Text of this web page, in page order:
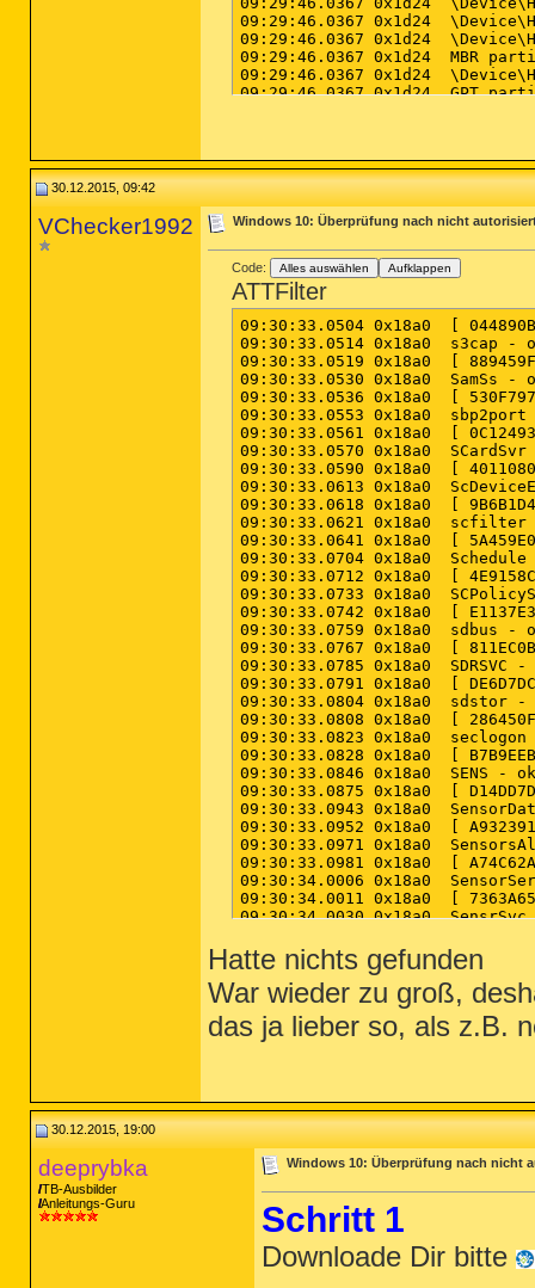
30.12.2015, 09:42
VChecker1992 Windows 10: Überprüfung nach nicht
Code: Alles auswählen Aufklappen
ATTFilter
09:30:33.0504 0x18a0  [ 044890BB0D6CF1E23C1087234D320509, FA6C79D24BE4ACCFAC617D2850B922BFAA7C2766AE625C725F3ACF43C934EFAF ] s3cap           C:\WINDOWS\System32\drivers\vms3cap.sys
09:30:33.0514 0x18a0  s3cap - ok
09:30:33.0519 0x18a0  [ 889459F1FDDC5EC58B437AA6C436F33F, 8ACC32C88D81943A8A90FDAF4772C3EDE06CAB5F489F59525BEA7AAB99DAAE73 ] SamSs           C:\WINDOWS\system32\lsass.exe
09:30:33.0530 0x18a0  SamSs - ok
09:30:33.0536 0x18a0  [ 530F797129776AA7E81994783A97E2AD, F131EF036702C6E741E5A6851AE07E81043CE8BAEED0768838C0F31CE14FEC1A ] sbp2port        C:\WINDOWS\system32\drivers\sbp2port.sys
09:30:33.0553 0x18a0  sbp2port - ok
09:30:33.0561 0x18a0  [ 0C12493B333B96797AFC5F3C7831C051, BEE786D7ED14221B1A9450060597393AC44116D776B913E045B5F6066D720F74 ] SCardSvr        C:\WINDOWS\System32\SCardSvr.dll
09:30:33.0570 0x18a0  SCardSvr - ok
09:30:33.0590 0x18a0  [ 40110802D217FE1CB581D9A70B1FD16F, CCB920593CCC6663676039F3F731536DFEF535C3F715F6DB6F34D0D733BEF89B ] ScDeviceEnum    C:\WINDOWS\System32\ScDeviceEnum.dll
09:30:33.0613 0x18a0  ScDeviceEnum - ok
09:30:33.0618 0x18a0  [ 9B6B1D4DB35A3D9BEAF023BC95E1F49D, CA44124CA3E9958FB77A891CD234A993B63E8AC6632AE801CDEC6666267E7C7E ] scfilter        C:\WINDOWS\system32\DRIVERS\scfilter.sys
09:30:33.0621 0x18a0  scfilter - ok
09:30:33.0641 0x18a0  [ 5A459E0585FF3A980D10604B6D4BA03D, 3DF9CB96258A44458DF98EA4C6D57342D1207B7BFB94174461B347BE3B5CA317 ] Schedule        C:\WINDOWS\system32\schedsvc.dll
09:30:33.0704 0x18a0  Schedule - ok
09:30:33.0712 0x18a0  [ 4E9158CECF77A029AB98E8FBB43FCED5, AFF8BDB8F8F8DDF4FC0D65712E031DC360856CD3CE5C8A4C8FF960388F37462F ] SCPolicySvc
Hatte nichts gefunden
War wieder zu groß,
das ja lieber so, als z.B.
30.12.2015, 19:00
deeprybka
TB-Ausbilder
Anleitungs-Guru
Windows 10: Überprüfung nach nicht
Schritt 1
Downloade Dir bitte